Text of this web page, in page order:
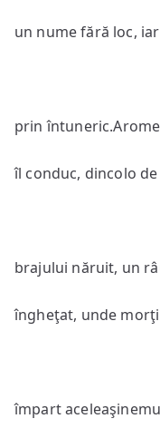
un nume fără loc,
prin
îl conduc, dincolo
brajului năruit, un
îngheţat, unde
împart